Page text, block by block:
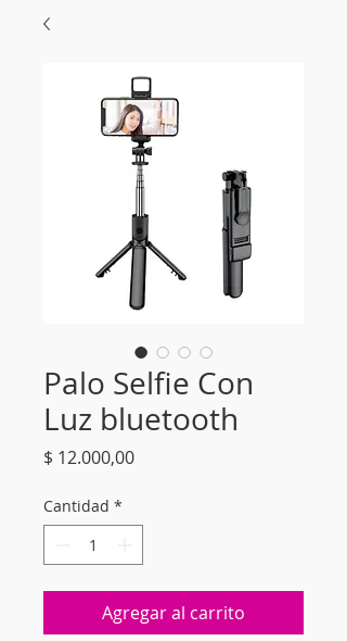
Palo Selfie Con
Luz bluetooth
$ 12.000,00Precio
Cantidad *
Agregar al carrito